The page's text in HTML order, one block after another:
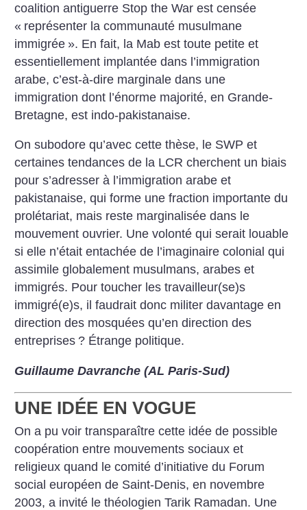
coalition antiguerre Stop the War est censée
« représenter la communauté musulmane
immigrée ». En fait, la Mab est toute petite et
essentiellement implantée dans l’immigration
arabe, c’est-à-dire marginale dans une
immigration dont l’énorme majorité, en Grande-
Bretagne, est indo-pakistanaise.
On subodore qu’avec cette thèse, le SWP et
certaines tendances de la LCR cherchent un biais
pour s’adresser à l’immigration arabe et
pakistanaise, qui forme une fraction importante du
prolétariat, mais reste marginalisée dans le
mouvement ouvrier. Une volonté qui serait louable
si elle n’était entachée de l’imaginaire colonial qui
assimile globalement musulmans, arabes et
immigrés. Pour toucher les travailleur(se)s
immigré(e)s, il faudrait donc militer davantage en
direction des mosquées qu’en direction des
entreprises ? Étrange politique.
Guillaume Davranche (AL Paris-Sud)
UNE IDÉE EN VOGUE
On a pu voir transparaître cette idée de possible
coopération entre mouvements sociaux et
religieux quand le comité d’initiative du Forum
social européen de Saint-Denis, en novembre
2003, a invité le théologien Tarik Ramadan. Une